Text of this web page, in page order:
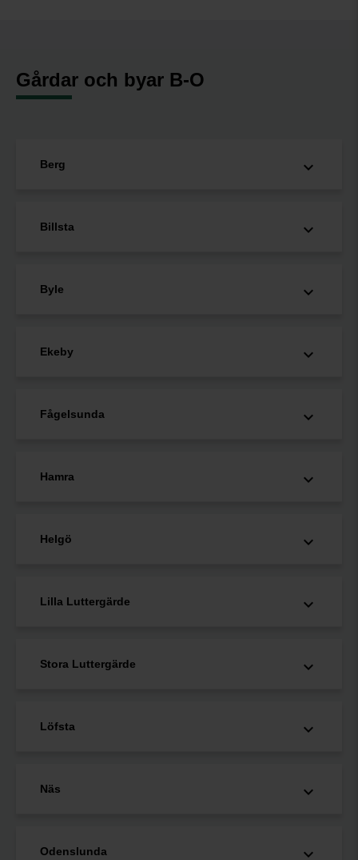
Gårdar och byar B-O
Berg
Billsta
Byle
Ekeby
Fågelsunda
Hamra
Helgö
Lilla Luttergärde
Stora Luttergärde
Löfsta
Näs
Odenslunda